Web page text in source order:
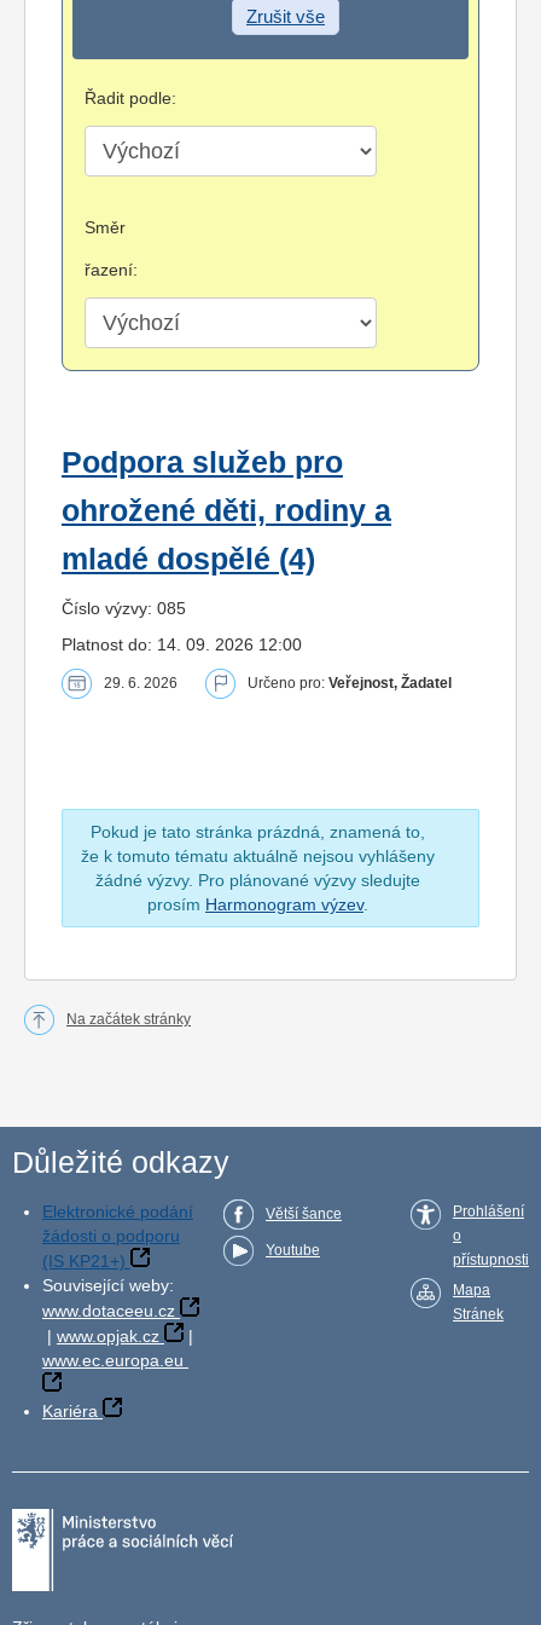
Zrušit vše
Řadit podle:
Směr
řazení:
Podpora služeb pro
ohrožené děti, rodiny a
mladé dospělé (4)
Číslo výzvy: 085
Platnost do: 14. 09. 2026 12:00
29. 6. 2026 Určeno pro: Veřejnost, Žadatel
Pokud je tato stránka prázdná, znamená to,
že k tomuto tématu aktuálně nejsou vyhlášeny
žádné výzvy. Pro plánované výzvy sledujte
prosím Harmonogram výzev.
Na začátek stránky
Důležité odkazy
Elektronické podání
žádosti o podporu
(IS KP21+)
Související weby:
www.dotaceeu.cz
| www.opjak.cz
|
www.ec.europa.eu
Kariéra
Větší šance
Youtube
Prohlášení
o
přístupnosti
Mapa
Stránek